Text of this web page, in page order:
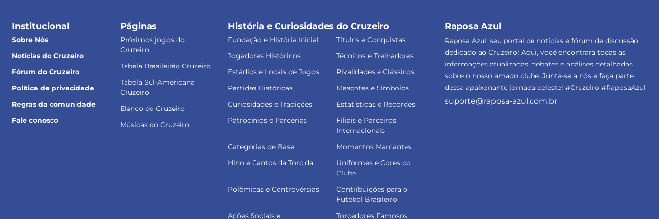
Institucional
Sobre Nós
Notícias do Cruzeiro
Fórum do Cruzeiro
Política de privacidade
Regras da comunidade
Fale conosco
Páginas
Próximos jogos do
Cruzeiro
Tabela Brasileirão Cruzeiro
Tabela Sul-Americana
Cruzeiro
Elenco do Cruzeiro
Músicas do Cruzeiro
História e Curiosidades do Cruzeiro
Fundação e História Inicial
Títulos e Conquistas
Jogadores Históricos
Técnicos e Treinadores
Estádios e Locais de Jogos
Rivalidades e Clássicos
Partidas Históricas
Mascotes e Símbolos
Curiosidades e Tradições
Estatísticas e Recordes
Patrocínios e Parcerias
Filiais e Parceiros
Internacionais
Categorias de Base
Momentos Marcantes
Hino e Cantos da Torcida
Uniformes e Cores do
Clube
Polêmicas e Controvérsias
Contribuições para o
Futebol Brasileiro
Ações Sociais e
Torcedores Famosos
Raposa Azul
Raposa Azul, seu portal de notícias e fórum de discussão
dedicado ao Cruzeiro! Aqui, você encontrará todas as
informações atualizadas, debates e análises detalhadas
sobre o nosso amado clube. Junte-se a nós e faça parte
dessa apaixonante jornada celeste! #Cruzeiro #RaposaAzul
suporte@raposa-azul.com.br